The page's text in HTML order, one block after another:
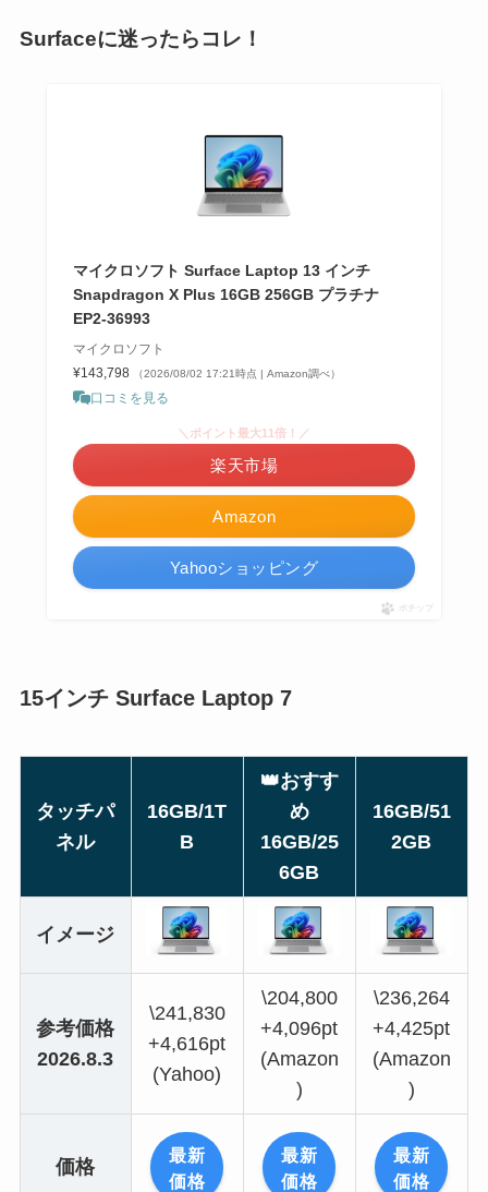
Surfaceに迷ったらコレ！
マイクロソフト Surface Laptop 13 インチ
Snapdragon X Plus 16GB 256GB プラチナ
EP2-36993
マイクロソフト
¥143,798
（2026/08/02 17:21時点 | Amazon調べ）
口コミを見る
Amazon
＼ポイント最大11倍！／
楽天市場
Yahooショッピング
ポチップ
15インチ Surface Laptop 7
タッチパ
ネル
16GB/1T
B
👑おすす
め
16GB/25
6GB
16GB/51
2GB
イメージ
参考価格
2026.8.3
\241,830
+4,616pt
(Yahoo)
\204,800
+4,096pt
(Amazon
)
\236,264
+4,425pt
(Amazon
)
価格
最新
価格
最新
価格
最新
価格